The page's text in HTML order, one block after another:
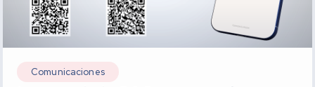
Comunicaciones